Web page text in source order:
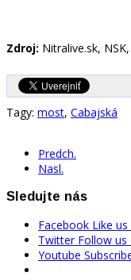
Zdroj: Nitralive.sk,
Tagy: most, Cabajská
Predch.
Nasl.
Sledujte nás
Facebook Like
Twitter Follow
Youtube